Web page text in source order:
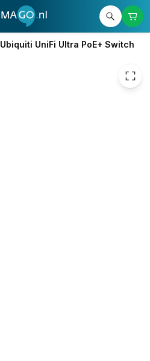
Ubiquiti UniFi Ultra PoE+ Switch